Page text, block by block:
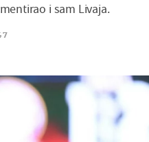
i sam Livaja.